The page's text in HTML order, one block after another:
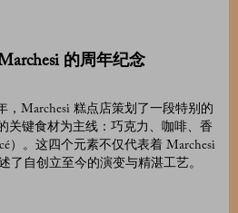
的周年纪念
，Marchesi 糕点店策划了一段特别的
关键食材为主线：巧克力、咖啡、香
）。这四个元素不仅代表着 Marchesi
了自创立至今的演变与精湛工艺。